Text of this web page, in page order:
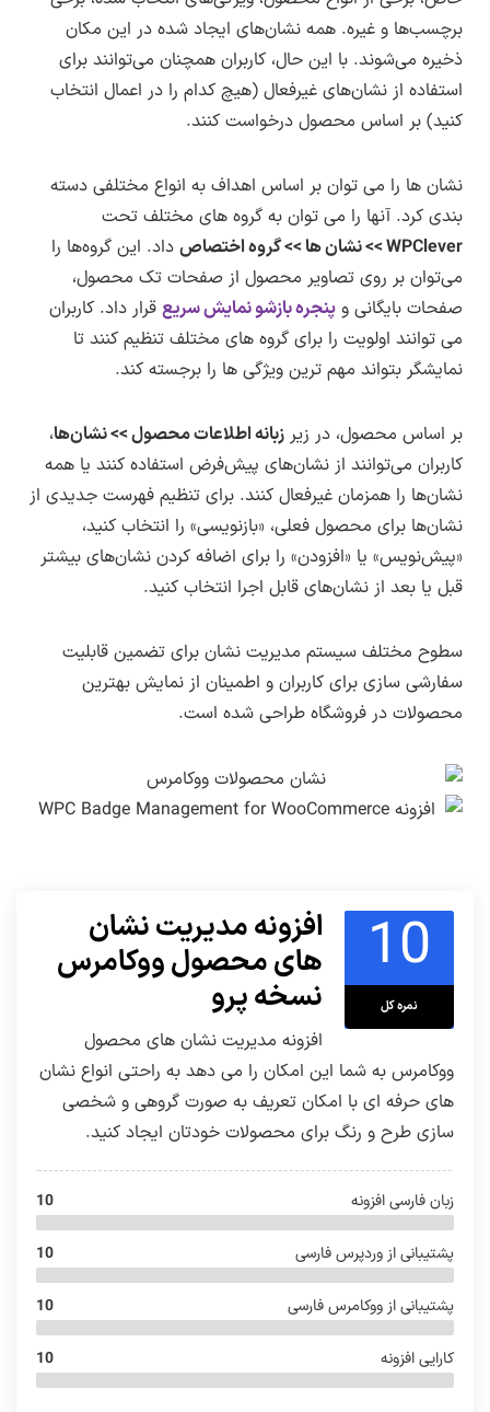
برچسب‌ها و غیره. همه نشان‌های ایجاد شده در این مکان
ذخیره می‌شوند. با این حال، کاربران همچنان می‌توانند برای
استفاده از نشان‌های غیرفعال (هیچ کدام را در اعمال انتخاب
کنید) بر اساس محصول درخواست کنند.
نشان ها را می توان بر اساس اهداف به انواع مختلفی دسته
بندی کرد. آنها را می توان به گروه های مختلف تحت
WPClever >> نشان ها >> گروه اختصاص
داد. این گروه‌ها را
می‌توان بر روی تصاویر محصول از صفحات تک محصول،
صفحات بایگانی و پنجره بازشو نمایش سریع قرار داد. کاربران
می توانند اولویت را برای گروه های مختلف تنظیم کنند تا
نمایشگر بتواند مهم ترین ویژگی ها را برجسته کند.
بر اساس محصول، در زیر زبانه اطلاعات محصول >> نشان‌ها،
کاربران می‌توانند از نشان‌های پیش‌فرض استفاده کنند یا همه
نشان‌ها را همزمان غیرفعال کنند. برای تنظیم فهرست جدیدی از
نشان‌ها برای محصول فعلی، «بازنویسی» را انتخاب کنید،
«پیش‌نویس» یا «افزودن» را برای اضافه کردن نشان‌های بیشتر
قبل یا بعد از نشان‌های قابل اجرا انتخاب کنید.
سطوح مختلف سیستم مدیریت نشان برای تضمین قابلیت
سفارشی سازی برای کاربران و اطمینان از نمایش بهترین
محصولات در فروشگاه طراحی شده است.
10
نمره کل
افزونه مدیریت نشان
های محصول ووکامرس
نسخه پرو
افزونه مدیریت نشان های محصول
ووکامرس به شما این امکان را می دهد به راحتی انواع نشان
های حرفه ای با امکان تعریف به صورت گروهی و شخصی
سازی طرح و رنگ برای محصولات خودتان ایجاد کنید.
زبان فارسی افزونه 10
پشتیبانی از وردپرس فارسی 10
پشتیبانی از ووکامرس فارسی 10
کارایی افزونه 10